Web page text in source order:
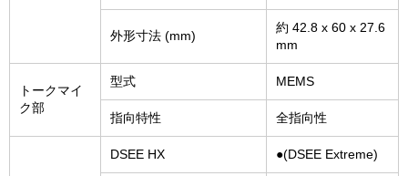
外形寸法 (mm)
約 42.8 x 60 x 27.6
mm
トークマイ
ク部
型式 MEMS
指向特性 全指向性
DSEE HX ●(DSEE Extreme)